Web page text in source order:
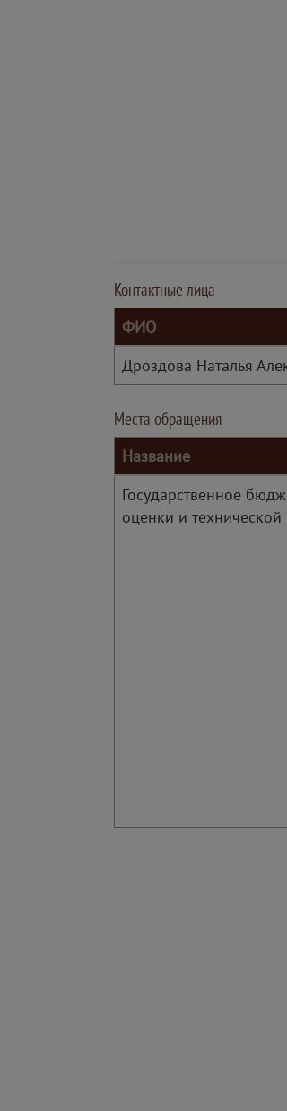
Контактные лица
ФИО
Дроздова Наталья
Места обращения
Название
Государственное
оценки и